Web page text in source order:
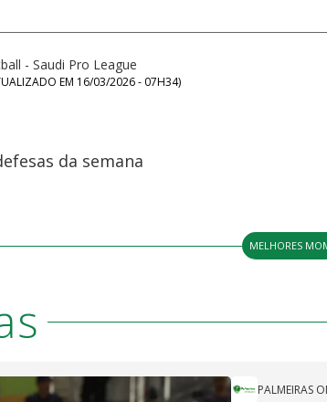
- Saudi Pro League
EM 16/03/2026 - 07H34)
da semana
MELHORES
PALMEIRAS